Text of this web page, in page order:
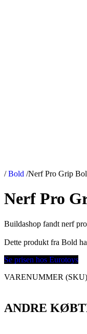
/ Bold /Nerf Pro Grip
Nerf Pro
Buildashop fandt nerf
Dette produkt fra Bold
Se prisen hos Eurotoys
VARENUMMER
ANDRE